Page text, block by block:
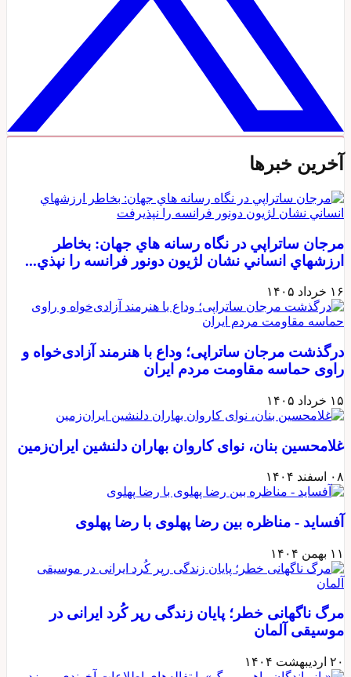
آخرین خبرها
مرجان ساتراپي در نگاه رسانه هاي جهان: بخاطر
ارزشهاي انساني نشان لژيون دونور فرانسه را نپذي...
۱۶ خرداد ۱۴۰۵
درگذشت مرجان ساتراپی؛ وداع با هنرمند آزادی‌خواه و
راوی حماسه مقاومت مردم ایران
۱۵ خرداد ۱۴۰۵
غلامحسین بنان، نوای کاروان بهاران دلنشین ایران‌زمین
۰۸ اسفند ۱۴۰۴
آفساید - مناظره بین رضا پهلوی با رضا پهلوی
۱۱ بهمن ۱۴۰۴
مرگ ناگهانی خطر؛ پایان زندگی رپر کُرد ایرانی در
موسیقی آلمان
۲۰ اردیبهشت ۱۴۰۴